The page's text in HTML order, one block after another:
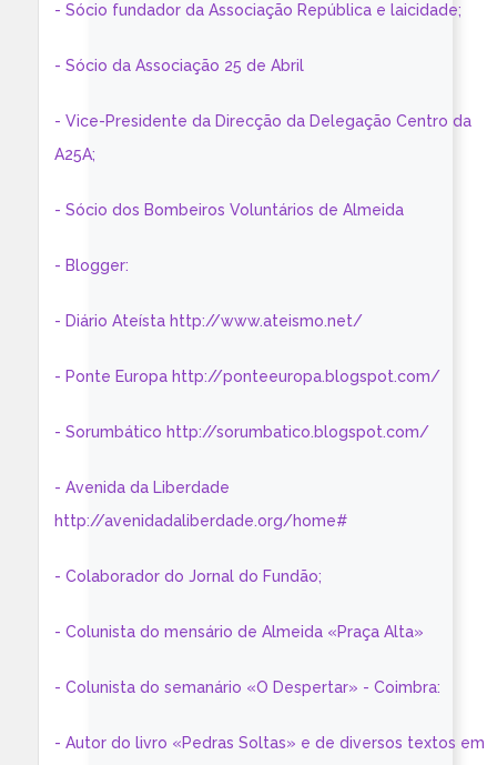
- Sócio fundador da Associação República e laicidade;
- Sócio da Associação 25 de Abril
- Vice-Presidente da Direcção da Delegação Centro da
A25A;
- Sócio dos Bombeiros Voluntários de Almeida
- Blogger:
- Diário Ateísta http://www.ateismo.net/
- Ponte Europa http://ponteeuropa.blogspot.com/
- Sorumbático http://sorumbatico.blogspot.com/
- Avenida da Liberdade
http://avenidadaliberdade.org/home#
- Colaborador do Jornal do Fundão;
- Colunista do mensário de Almeida «Praça Alta»
- Colunista do semanário «O Despertar» - Coimbra:
- Autor do livro «Pedras Soltas» e de diversos textos em